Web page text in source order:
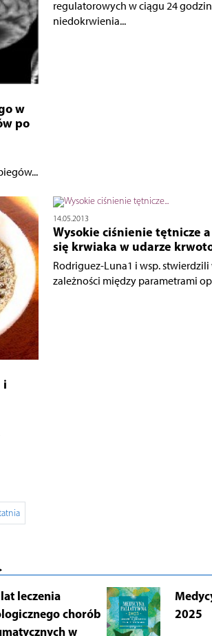
w
po
regulatorowych w ciągu 24
niedokrwienia...
i
14.05.2013
Wysokie ciśnienie tętnicze
się krwiaka w udarze
Rodriguez-Luna1 i wsp.
zależności między parametrami
leczenia
chorób
w
2025